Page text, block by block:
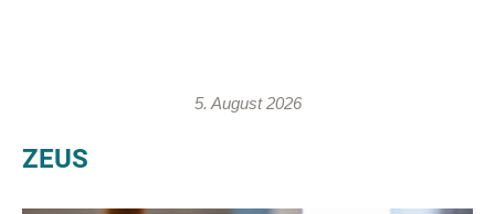
5. August 2026
ZEUS